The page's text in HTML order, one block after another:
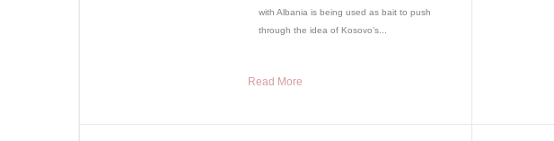
with Albania is being used as bait to push
through the idea of Kosovo’s...
Read More